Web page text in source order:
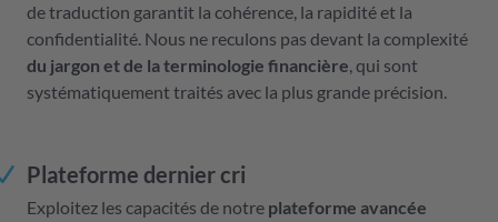
de traduction garantit la cohérence, la rapidité et la
confidentialité. Nous ne reculons pas devant la complexité
du jargon et de la terminologie financière, qui sont
systématiquement traités avec la plus grande précision.
Plateforme dernier cri
Exploitez les capacités de notre plateforme avancée